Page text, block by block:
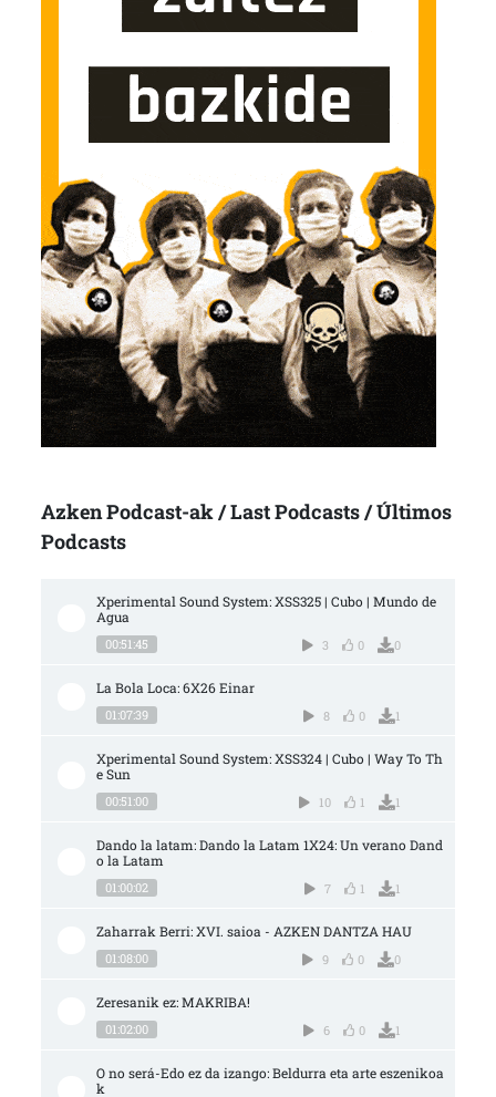
Azken Podcast-ak / Last Podcasts / Últimos
Podcasts
Xperimental Sound System: XSS325 | Cubo | Mundo de
Agua
00:51:45 3 0 0
La Bola Loca: 6X26 Einar
01:07:39 8 0 1
Xperimental Sound System: XSS324 | Cubo | Way To Th
e Sun
00:51:00 10 1 1
Dando la latam: Dando la Latam 1X24: Un verano Dand
o la Latam
01:00:02 7 1 1
Zaharrak Berri: XVI. saioa - AZKEN DANTZA HAU
01:08:00 9 0 0
Zeresanik ez: MAKRIBA!
01:02:00 6 0 1
O no será-Edo ez da izango: Beldurra eta arte eszenikoa
k